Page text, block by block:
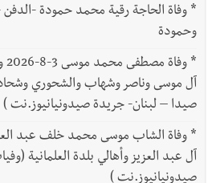
*
وحمودة
*
آل موسى وناصر وشهاب والشحوري
صيدا – لبنان- جريدة صيدونيانيوز.نت )
*
آل عبد العزيز وأهالي بلدة العلمانية
صيدونيانيوز.نت )